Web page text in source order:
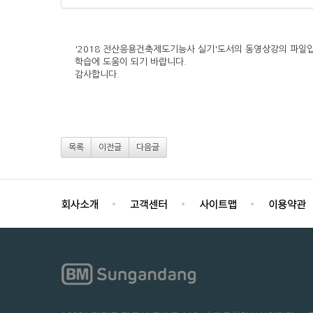
'2018 전산응용건축제도기능사 실기'도서의 동영상강의 파일
학습에 도움이 되기 바랍니다.
감사합니다.
목록 이전글 다음글